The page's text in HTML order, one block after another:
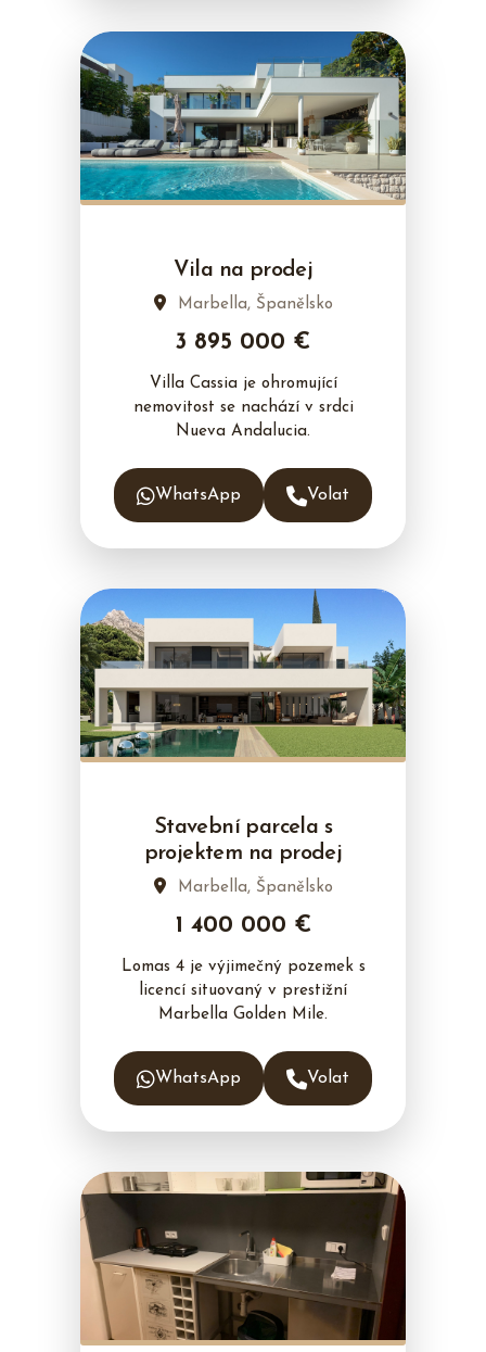
Vila na prodej
Marbella, Španělsko
3 895 000 €
Villa Cassia je ohromující
nemovitost se nachází v srdci
Nueva Andalucia.
WhatsApp Volat
Stavební parcela s
projektem na prodej
Marbella, Španělsko
1 400 000 €
Lomas 4 je výjimečný pozemek s
licencí situovaný v prestižní
Marbella Golden Mile.
WhatsApp Volat